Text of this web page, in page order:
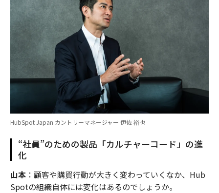
HubSpot Japan カントリーマネージャー 伊佐 裕也
“社員”のための製品「カルチャーコード」の進
化
山本：顧客や購買行動が大きく変わっていくなか、Hub
Spotの組織自体には変化はあるのでしょうか。